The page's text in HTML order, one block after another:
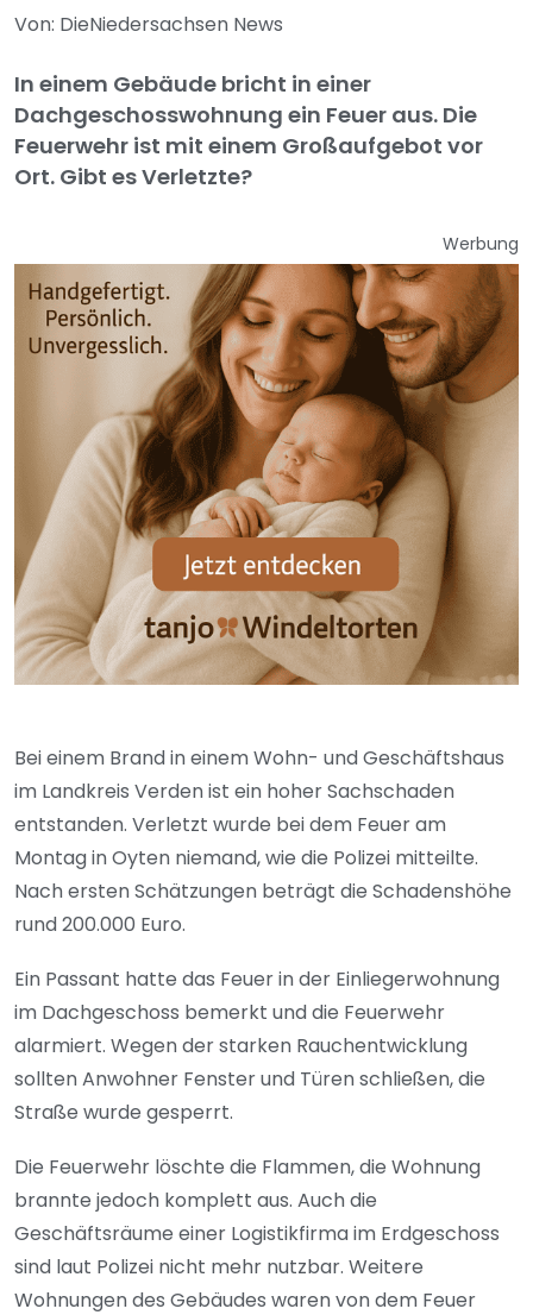
Von: DieNiedersachsen News
In einem Gebäude bricht in einer
Dachgeschosswohnung ein Feuer aus. Die
Feuerwehr ist mit einem Großaufgebot vor
Ort. Gibt es Verletzte?
Werbung
Bei einem Brand in einem Wohn- und Geschäftshaus
im Landkreis Verden ist ein hoher Sachschaden
entstanden. Verletzt wurde bei dem Feuer am
Montag in Oyten niemand, wie die Polizei mitteilte.
Nach ersten Schätzungen beträgt die Schadenshöhe
rund 200.000 Euro.
Ein Passant hatte das Feuer in der Einliegerwohnung
im Dachgeschoss bemerkt und die Feuerwehr
alarmiert. Wegen der starken Rauchentwicklung
sollten Anwohner Fenster und Türen schließen, die
Straße wurde gesperrt.
Die Feuerwehr löschte die Flammen, die Wohnung
brannte jedoch komplett aus. Auch die
Geschäftsräume einer Logistikfirma im Erdgeschoss
sind laut Polizei nicht mehr nutzbar. Weitere
Wohnungen des Gebäudes waren von dem Feuer